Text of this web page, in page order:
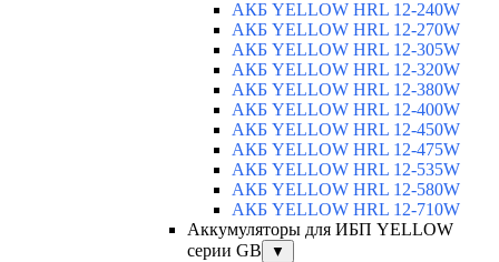
АКБ YELLOW HRL 12-240W
АКБ YELLOW HRL 12-270W
АКБ YELLOW HRL 12-305W
АКБ YELLOW HRL 12-320W
АКБ YELLOW HRL 12-380W
АКБ YELLOW HRL 12-400W
АКБ YELLOW HRL 12-450W
АКБ YELLOW HRL 12-475W
АКБ YELLOW HRL 12-535W
АКБ YELLOW HRL 12-580W
АКБ YELLOW HRL 12-710W
Аккумуляторы для ИБП YELLOW
серии GB
▼